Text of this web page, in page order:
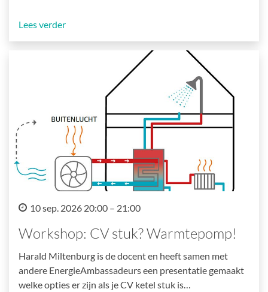
Lees verder
10 sep. 2026 20:00 – 21:00
Workshop: CV stuk? Warmtepomp!
Harald Miltenburg is de docent en heeft samen met
andere EnergieAmbassadeurs een presentatie gemaakt
welke opties er zijn als je CV ketel stuk is…